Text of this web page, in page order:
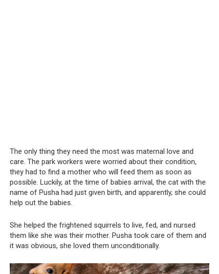
The only thing they need the most was maternal love and
care. The park workers were worried about their condition,
they had to find a mother who will feed them as soon as
possible. Luckily, at the time of babies arrival, the cat with the
name of Pusha had just given birth, and apparently, she could
help out the babies.
She helped the frightened squirrels to live, fed, and nursed
them like she was their mother. Pusha took care of them and
it was obvious, she loved them unconditionally.